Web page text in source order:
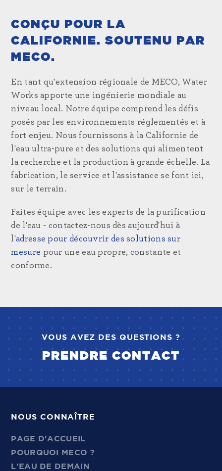
CONÇU POUR LA
CALIFORNIE. SOUTENU PAR
MECO.
En tant qu'extension régionale de MECO, Water
Works apporte une ingénierie mondiale au
niveau local. Notre équipe comprend les défis
posés par les environnements réglementés et à
fort enjeu. Nous fournissons à la Californie de
l'eau ultra-pure et des solutions qui alimentent
la recherche et la production à grande échelle. La
fabrication, le service et l'assistance se font ici,
sur le terrain.
Faites équipe avec les experts de la purification
de l'eau - contactez-nous dès aujourd'hui à
l'adresse pour découvrir des solutions sur
mesure pour une eau propre, constante et
conforme.
VOUS AVEZ DES QUESTIONS ?
PRENDRE CONTACT
NOUS CONNAÎTRE
PAGE D'ACCUEIL
POURQUOI MECO ?
L'EAU DE DEMAIN